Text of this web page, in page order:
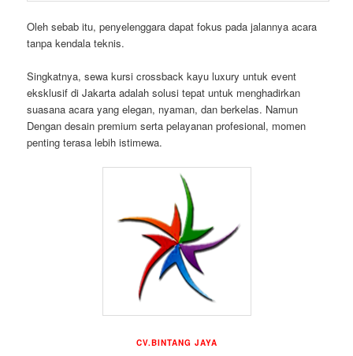
Oleh sebab itu, penyelenggara dapat fokus pada jalannya acara
tanpa kendala teknis.
Singkatnya, sewa kursi crossback kayu luxury untuk event
eksklusif di Jakarta adalah solusi tepat untuk menghadirkan
suasana acara yang elegan, nyaman, dan berkelas. Namun
Dengan desain premium serta pelayanan profesional, momen
penting terasa lebih istimewa.
CV.BINTANG JAYA